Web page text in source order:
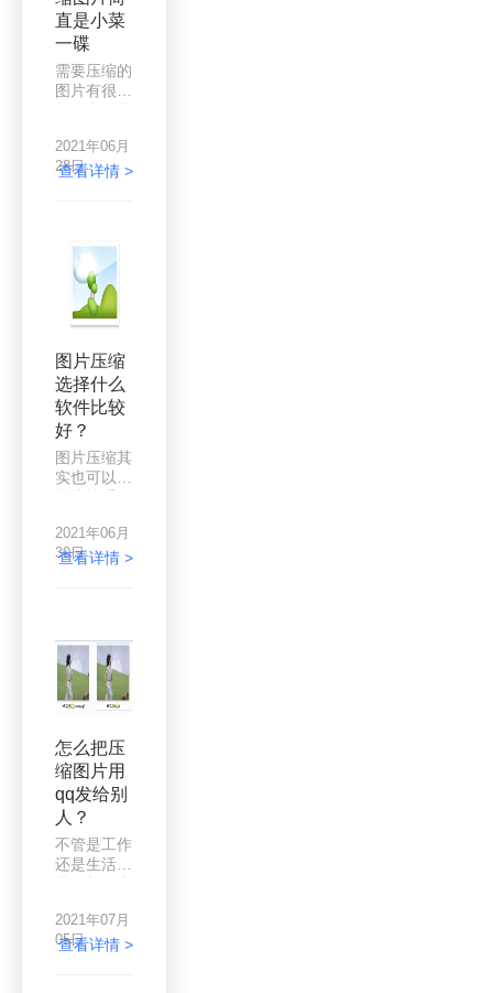
太慢，对方
收不到的情
况，特别是
手机像素越
高，拍出的
这样就更容
易出现这种
情况，图片
细节问题，
可以大可以
小，不可忽
视！所以遇
应该如何解
决呢？
直是小菜
一碟
需要压缩的
图片有很多
一次性压缩
完，岂不是
说是最寻常
的，做美工
的朋友可能
深有体会，
只要和图片
能，无一不
熟络在心。
压缩图片那
更是小菜一
碟的事情。
相比于p
图，这个操
爆了，那么
作为经常要
处理图片的
绍一些工具
和技巧呢？
当然是可以
的。
2021年06月
28日
查看详情 >
图片压缩
选择什么
软件比较
好？
图片压缩其
实也可以说
为如果在图
片比较大的
发送，比如
说要想把图
片发送给其
他人，又或
把图片通过
邮箱发送等
等，因为图
片的大小都
会有一定的
要求，图片
太大的情况
够进行发
送，所以就
应该要能够
2021年06月
30日
查看详情 >
怎么把压
缩图片用
qq发给别
人？
不管是工作
还是生活，
交道，如果
你是负责处
2021年07月
05日
查看详情 >